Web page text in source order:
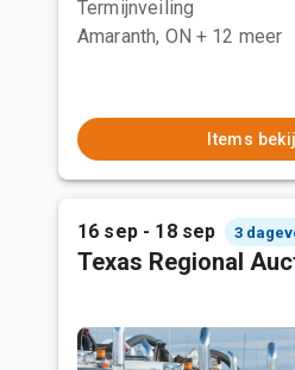
Termijnveiling
Amaranth, ON + 12 meer
Items
16 sep - 18 sep 3
Texas Regional